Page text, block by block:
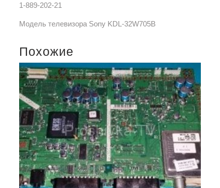
1-889-202-21
Модель телевизора Sony KDL-32W705B
Похожие